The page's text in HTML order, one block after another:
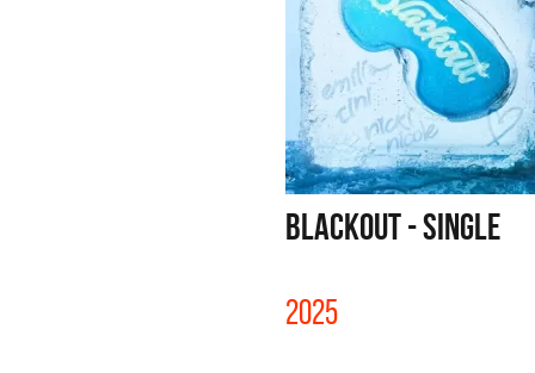
BLACKOUT - SINGLE
2025